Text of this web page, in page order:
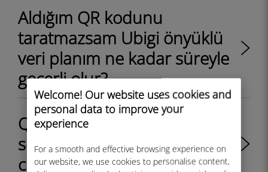
Welcome! Our website uses cookies and
personal data to improve your
experience
For a smooth and effective browsing experience on
our website, we use cookies to personalise content,
Aldığım QR kodunu
taratmazsam Ubigi önyüklü
veri planım ne kadar süreyle
geçerli olur?
QR kodlu e-postayı aldıktan
sonra Ubigi eSIM profilimi
cihazıma nasıl yükleyebilirim?